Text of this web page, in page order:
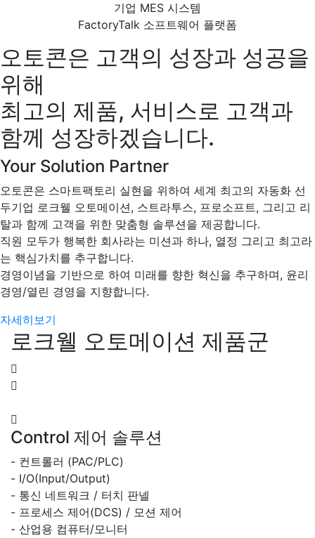
기업 MES 시스템
FactoryTalk 소프트웨어 플랫폼
오토콘은 고객의 성장과 성공을
위해
최고의 제품, 서비스로 고객과
함께 성장하겠습니다.
Your Solution Partner
오토콘은 스마트팩토리 실현을 위하여 세계 최고의 자동화 선
두기업 로크웰 오토메이션, 스트라투스, 프로소프트, 그리고 리
탈과 함께 고객을 위한 맞춤형 솔루션을 제공합니다.
직원 모두가 행복한 회사라는 미션과 하나, 열정 그리고 최고라
는 핵심가치를 추구합니다.
경영이념을 기반으로 하여 미래를 향한 혁신을 추구하며, 윤리
경영/열린 경영을 지향합니다.
자세히보기
로크웰 오토메이션 제품군
Control 제어 솔루션
- 컨트롤러 (PAC/PLC)
- I/O(Input/Output)
- 통신 네트워크 / 터치 판넬
- 프로세스 제어(DCS) / 모션 제어
- 산업용 컴퓨터/모니터